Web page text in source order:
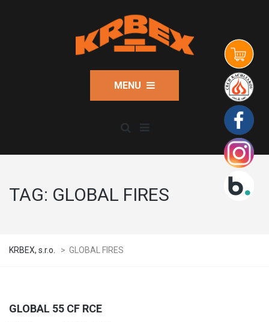
MENU
TAG: GLOBAL FIRES
KRBEX, s.r.o. > GLOBAL FIRES
GLOBAL 55 CF RCE